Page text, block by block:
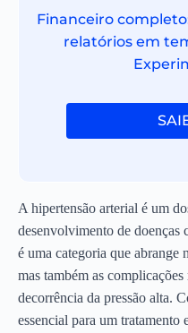
Financeiro
relatórios em
A hipertensão arterial é um
desenvolvimento de doenças
é uma categoria que abrange
mas também as
decorrência da pressão alta.
essencial para um tratamento